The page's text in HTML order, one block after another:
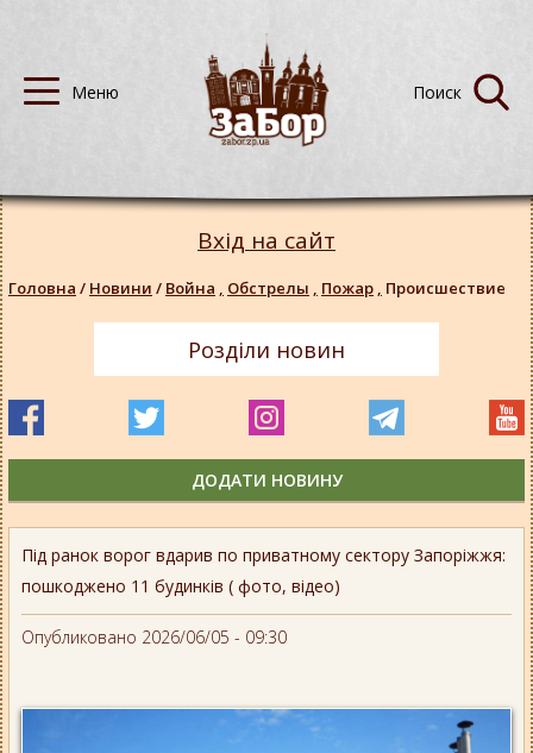
Під ранок ворог вдарив по приватному сектору Запоріжжя:
пошкоджено 11 будинків ( фото, відео)
Опубликовано 2026/06/05 - 09:30
Вхід на сайт
Головна / Новини / Война , Обстрелы , Пожар , Происшествие
Розділи новин
ДОДАТИ НОВИНУ